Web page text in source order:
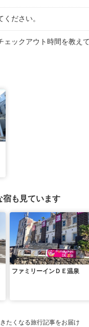
ださい。
ックアウト時間を教えて
宿も見ています
ファミリーインＤＥ温泉
たくなる旅行記事をお届け